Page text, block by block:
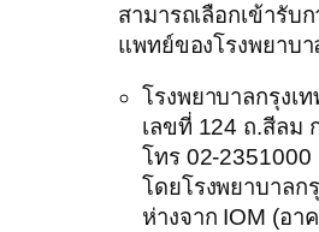
สามารถเลือกเข้ารับ
แพทย์ของโรงพยาบ
โรงพยาบาลกรุงเ
เลขที่ 124 ถ.สีลม
โทร 02-2351000
โดยโรงพยาบาลก
ห่างจาก IOM (อา